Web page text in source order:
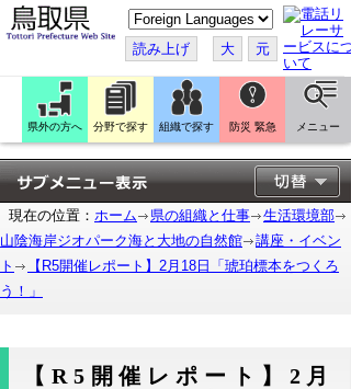
こ
の
ペ
ー
ジ
翻
訳
す
る
読み上げ 大 元
県外の方へ 分野で探す 組織で探す 防災 緊急 メニュー
現在の位置： ホーム 県の組織と仕事
生活環境部
山陰海岸ジオパーク海と大地の自然館
講座・イベン
ト
【R5開催レポート】2月18日「琥珀標本をつくろ
う！」
【R5開催レポート】2月